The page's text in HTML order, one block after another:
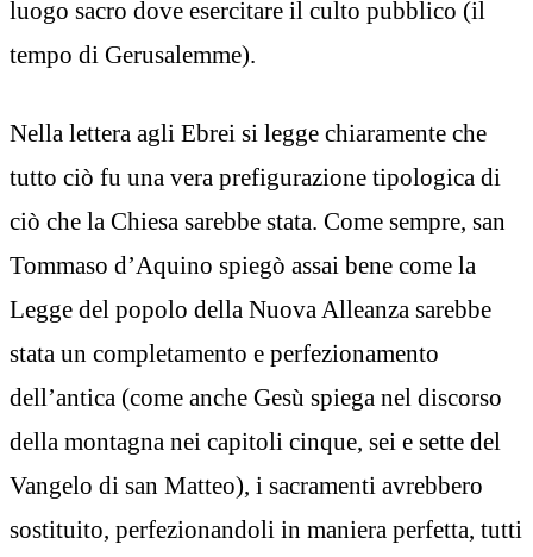
luogo sacro dove esercitare il culto pubblico (il
tempo di Gerusalemme).
Nella lettera agli Ebrei si legge chiaramente che
tutto ciò fu una vera prefigurazione tipologica di
ciò che la Chiesa sarebbe stata. Come sempre, san
Tommaso d’Aquino spiegò assai bene come la
Legge del popolo della Nuova Alleanza sarebbe
stata un completamento e perfezionamento
dell’antica (come anche Gesù spiega nel discorso
della montagna nei capitoli cinque, sei e sette del
Vangelo di san Matteo), i sacramenti avrebbero
sostituito, perfezionandoli in maniera perfetta, tutti